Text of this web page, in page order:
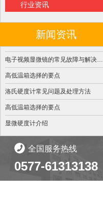
行业资讯
新闻资讯
电子视频显微镜的常见故障与解决办法
高低温箱选择的要点
洛氏硬度计常见问题及处理方法
高低温箱选择的要点
显微硬度计介绍
全国服务热线
0577-61313138